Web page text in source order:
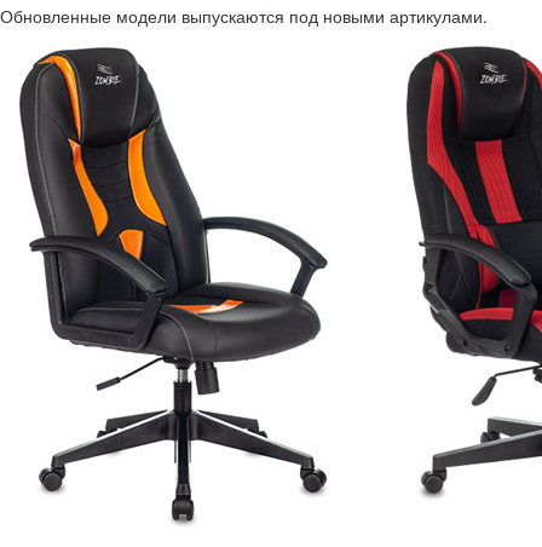
Обновленные модели выпускаются под новыми артикулами.